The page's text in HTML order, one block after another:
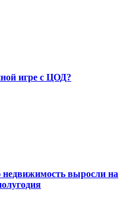
игре с ЦОД?
выросли на